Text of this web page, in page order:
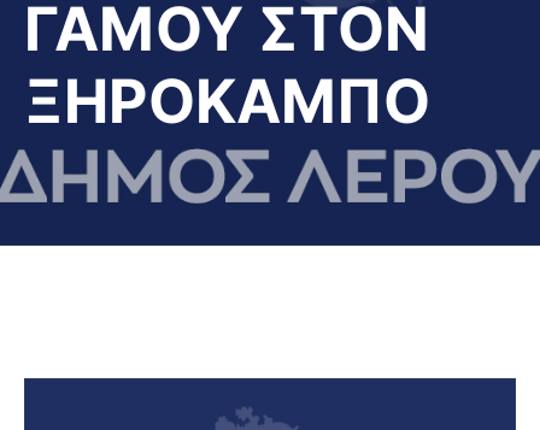
ΓΑΜΟΥ ΣΤΟΝ
ΞΗΡΟΚΑΜΠΟ